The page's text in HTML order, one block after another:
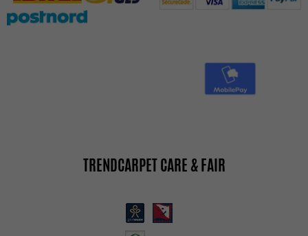
TRENDCARPET CARE & FAIR